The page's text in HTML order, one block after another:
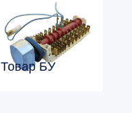
Товар БУ